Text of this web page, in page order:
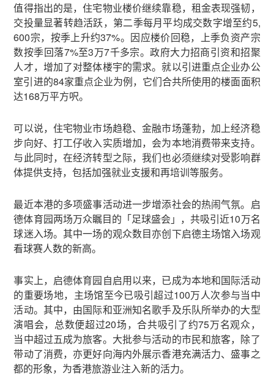
值得指出的是，住宅物业楼价继续靠稳，租金表现强韧，
交投量显著转趋活跃，第二季每月平均成交数字增至约5,
600宗，按季上升约37%。因应楼价回稳，上季负资产宗
数按季回落7%至3万7千多宗。政府大力招商引资和招聚
人才，增加了对整体楼宇的需求。就以引进重点企业办公
室引进的84家重点企业为例，它们合共所使用的楼面面积
达168万平方呎。
可以说，住宅物业市场趋稳、金融市场蓬勃，加上经济稳
步向好、打工仔收入实质增加，会为本地消费带来支持。
与此同时，在经济转型之际，我们也必须继续对受影响群
体提供支持，包括加强就业支援和再培训等服务。
最近本港的多项盛事活动进一步增添社会的热闹气氛。启
德体育园两场万众瞩目的「足球盛会」，共吸引近10万名
球迷入场。其中一场的观众数目亦创下启德主场馆入场观
看球赛人数的新高。
事实上，启德体育园自启用以来，已成为本地和国际活动
的重要场地，主场馆至今已吸引超过100万人次参与当中
活动。其中，由国际和亚洲知名歌手及乐队所举办的大型
演唱会，总数便超过20场，合共吸引了约75万名观众，
当中超过五成为旅客。大批参与活动的市民和旅客，除了
带动了消费，亦更好向海内外展示香港充满活力、盛事之
都的形象，为香港旅游业注入新的活力。